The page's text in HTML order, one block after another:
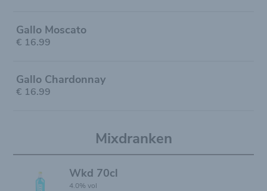
Gallo Moscato
€ 16.99
Gallo Chardonnay
€ 16.99
Mixdranken
Wkd 70cl
4.0% vol